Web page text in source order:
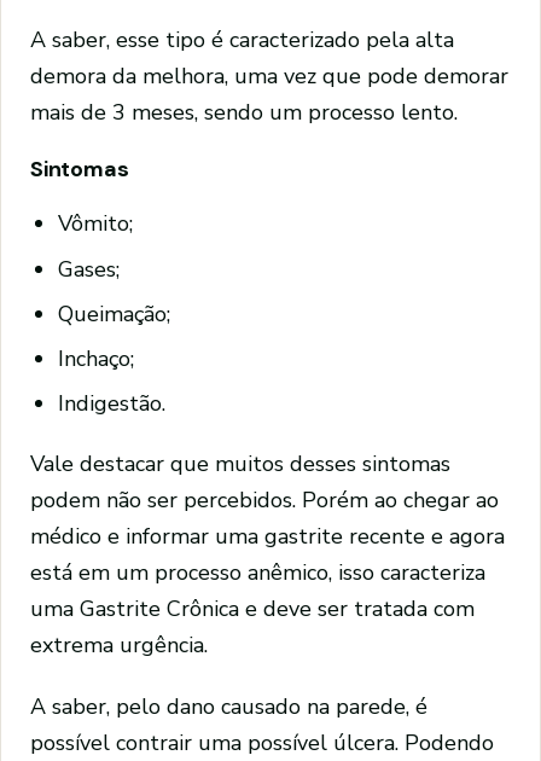
A saber, esse tipo é caracterizado pela alta
demora da melhora, uma vez que pode demorar
mais de 3 meses, sendo um processo lento.
Sintomas
Vômito;
Gases;
Queimação;
Inchaço;
Indigestão.
Vale destacar que muitos desses sintomas
podem não ser percebidos. Porém ao chegar ao
médico e informar uma gastrite recente e agora
está em um processo anêmico, isso caracteriza
uma Gastrite Crônica e deve ser tratada com
extrema urgência.
A saber, pelo dano causado na parede, é
possível contrair uma possível úlcera. Podendo